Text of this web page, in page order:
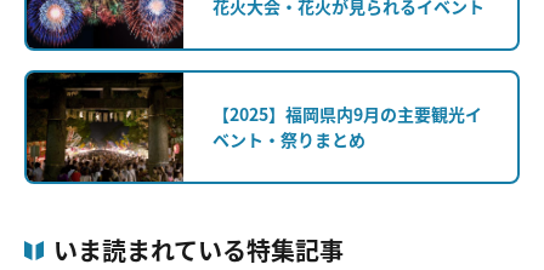
花火大会・花火が見られるイベント
【2025】福岡県内9月の主要観光イ
ベント・祭りまとめ
いま読まれている特集記事